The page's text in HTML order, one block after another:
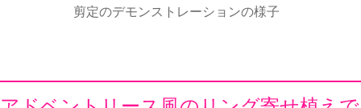
剪定のデモンストレーションの様子